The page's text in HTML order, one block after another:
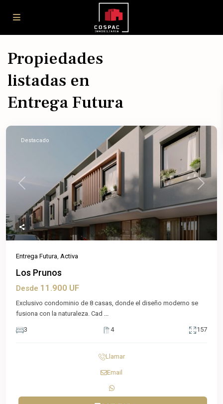
Propiedades
listadas en
Entrega Futura
Previous Next
Destacado
Entrega Futura, Activa
Los Prunos
Desde 11.900 UF
Exclusivo condominio de 8 casas, donde el diseño moderno se
fusiona con la naturaleza. Cad ...
3 4 157
Llamar
Email